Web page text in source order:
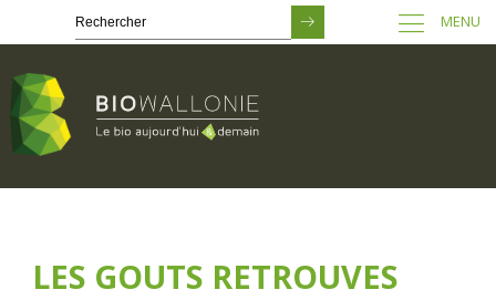
principal
MENU
LES GOUTS RETROUVES